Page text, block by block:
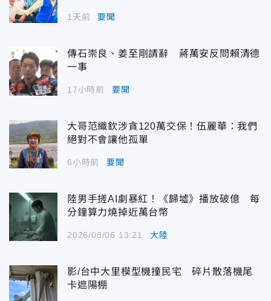
1天前 要聞
傳石崇良、姜至剛請辭 蔣萬安反問賴清德
一事
17小時前 要聞
大哥范織欽涉貪120萬交保！伍麗華：我們
絕對不會讓他孤單
6小時前 要聞
陸男手搓AI劇暴紅！《歸墟》播放破億 每
分鐘算力燒掉近萬台幣
2026/08/06 13:21 大陸
影/台中大里模型機撞民宅 碎片散落機尾
卡遮陽棚